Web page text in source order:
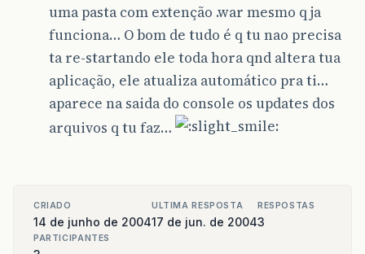
uma pasta com extenção .war mesmo q ja
funciona… O bom de tudo é q tu nao precisa
ta re-startando ele toda hora qnd altera tua
aplicação, ele atualiza automático pra ti…
aparece na saida do console os updates dos
arquivos q tu faz…
CRIADO
14 de junho de 2004
ULTIMA RESPOSTA
17 de jun. de 2004
RESPOSTAS
3
PARTICIPANTES